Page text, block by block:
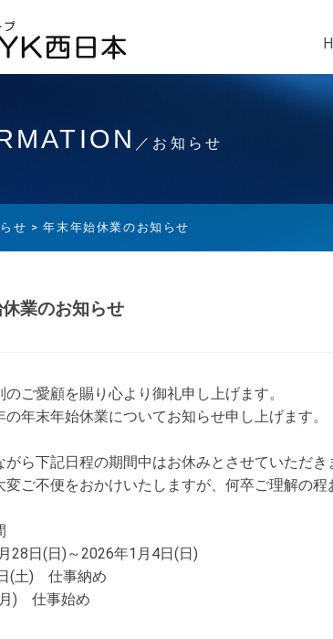
／お知らせ
らせ >年末年始休業のお知らせ
業のお知らせ
のご愛顧を賜り心より御礼申し上げます。
の年末年始休業についてお知らせ申し上げます。
がら下記日程の期間中はお休みとさせていただき
変ご不便をおかけいたしますが、何卒ご理解の程
28日(日)～2026年1月4日(日)
(土) 仕事納め
) 仕事始め